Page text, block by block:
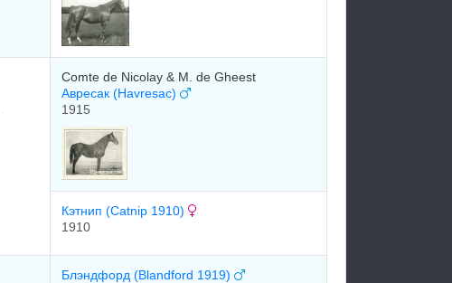
Comte de Nicolay & M. de Gheest
Авресак (Havresac)
1915
Кэтнип (Catnip 1910)
1910
Блэндфорд (Blandford 1919)